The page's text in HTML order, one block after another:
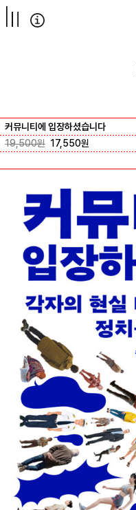
컨텐츠로
넘어가기
커뮤니티에 입장하셨습니다
19,500원 17,550원